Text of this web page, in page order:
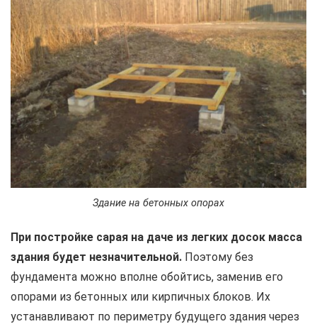
Здание на бетонных опорах
При постройке сарая на даче из легких досок масса
здания будет незначительной. Поэтому без
фундамента можно вполне обойтись, заменив его
опорами из бетонных или кирпичных блоков. Их
устанавливают по периметру будущего здания через